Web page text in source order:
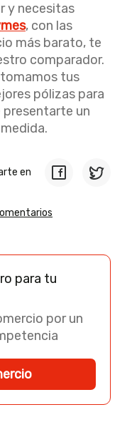
y necesitas
, con las
más barato, te
comparador.
tus
pólizas para
un
en
para tu
por un